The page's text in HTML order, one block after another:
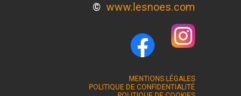
© www.lesnoes.com
MENTIONS LÉGALES
POLITIQUE DE CONFIDENTIALITÉ